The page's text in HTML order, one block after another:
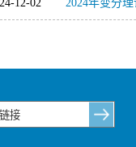
12-02 2024年变分